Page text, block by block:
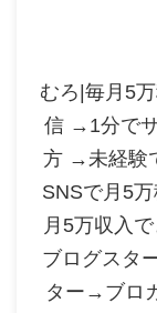
むろ|毎月5
信 →1分で
方 →未経験
SNSで月5
月5万収入
ブログスタ
ター→ブロ